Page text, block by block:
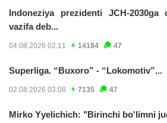
Indoneziya prezidenti JCH-2030ga
vazifa deb...
04.08.2026 02:11 14184 47
Superliga. “Buxoro” - “Lokomotiv”...
02.08.2026 03:08 7135 47
Mirko Yyelichich: "Birinchi bo'limni